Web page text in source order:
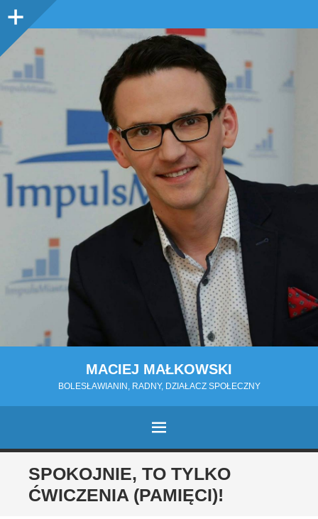
Panel
MACIEJ MAŁKOWSKI
BOLESŁAWIANIN, RADNY, DZIAŁACZ SPOŁECZNY
MENU
PRZESKOCZ
DO
TREŚCI
SPOKOJNIE, TO TYLKO
ĆWICZENIA (PAMIĘCI)!